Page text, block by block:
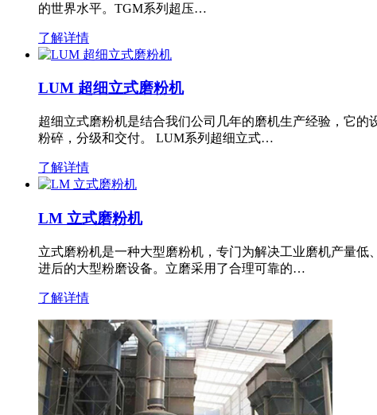
的世界水平。TGM系列超压…
了解详情
LUM 超细立式磨粉机
超细立式磨粉机是结合我们公司几年的磨机生产经验，它
粉碎，分级和交付。 LUM系列超细立式…
了解详情
LM 立式磨粉机
立式磨粉机是一种大型磨粉机，专门为解决工业磨机产量
进后的大型粉磨设备。立磨采用了合理可靠的…
了解详情